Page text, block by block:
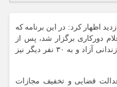
اظهار کرد: در این برنامه که
دورکاری برگزار شد، پس از
بررسی پرونده‌ها و احراز شرایط لازم، ۳۰ زندانی آزاد و به ۳۰ نفر دیگر نیز
قضایی و تخفیف مجازات